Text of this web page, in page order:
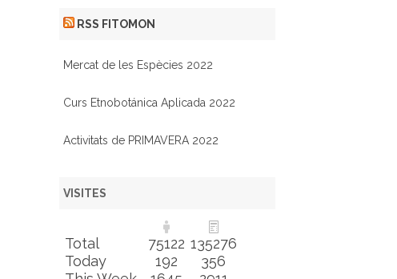
RSS FITOMON
Mercat de les Espècies 2022
Curs Etnobotánica Aplicada 2022
Activitats de PRIMAVERA 2022
VISITES
Total 75122 135276
Today
192
356